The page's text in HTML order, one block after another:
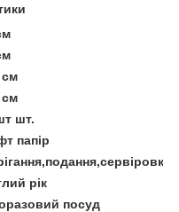
см
см
шт.
папір
рік
посуд